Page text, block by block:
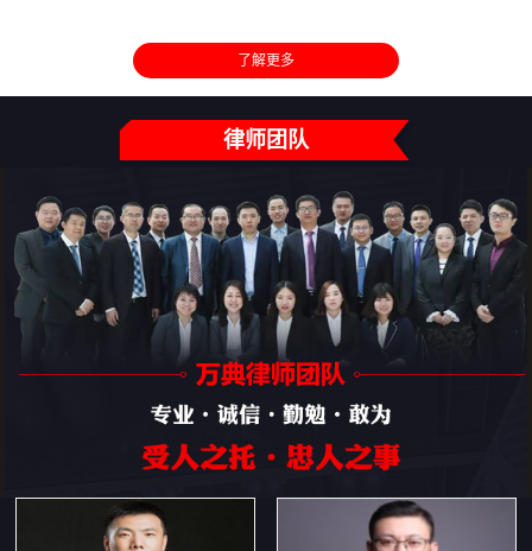
了解更多
律师团队